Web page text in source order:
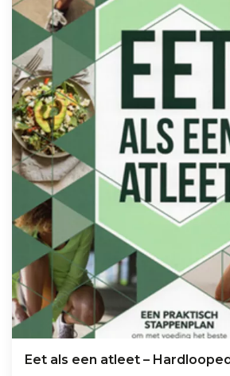
Eet als een atleet –